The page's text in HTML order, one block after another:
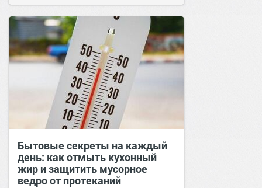
Бытовые секреты на каждый
день: как отмыть кухонный
жир и защитить мусорное
ведро от протеканий